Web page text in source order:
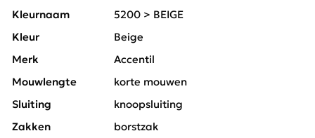
Kleurnaam
5200 > BEIGE
Kleur
Beige
Merk
Accentil
Mouwlengte
korte mouwen
Sluiting
knoopsluiting
Zakken
borstzak